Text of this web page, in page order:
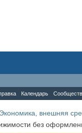
Календарь
Экономика, внешняя
без